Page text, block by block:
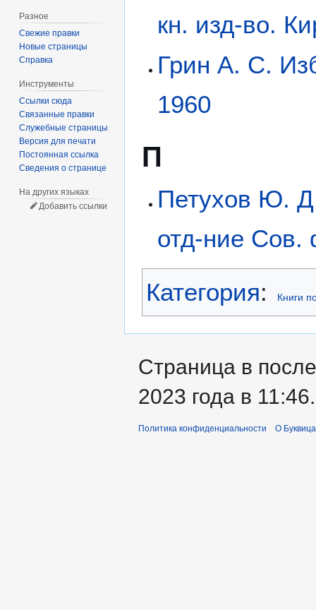
кн. изд-во.
Грин А. С.
1960
П
Петухов Ю.
отд-ние Сов.
Категория: Книги
Разное
Свежие правки
Новые страницы
Справка
Инструменты
Ссылки сюда
Связанные правки
Служебные страницы
Версия для печати
Постоянная ссылка
Сведения о странице
На других языках
Добавить ссылки
Страница в
2023 года в 11:46.
Политика конфиденциальности О Буквица